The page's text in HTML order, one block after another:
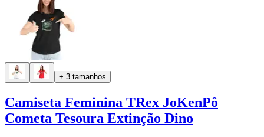
+ 3 tamanhos
Camiseta Feminina TRex JoKenPô
Cometa Tesoura Extinção Dino